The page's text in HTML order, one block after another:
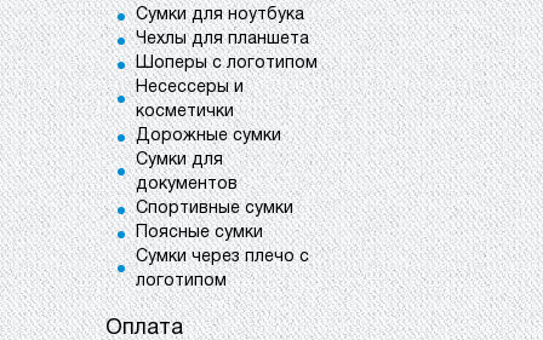
Сумки для ноутбука
Чехлы для планшета
Шоперы с логотипом
Несессеры и
косметички
Дорожные сумки
Сумки для
документов
Спортивные сумки
Поясные сумки
Сумки через плечо с
логотипом
Оплата